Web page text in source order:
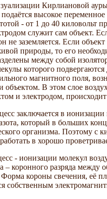
Кирлиановой
высокое
- от 1 до 40 киловольт
служит сам объект.
не заземляется. Если
природы, то его
между собой
которого
магнитного поля,
объектом. В этом слое
и электродом,
заключается в ионизации
который в больших
организма. Поэтому с
в хорошо
- ионизации молекул
– коронного разряда между
короны свечения, её
собственным